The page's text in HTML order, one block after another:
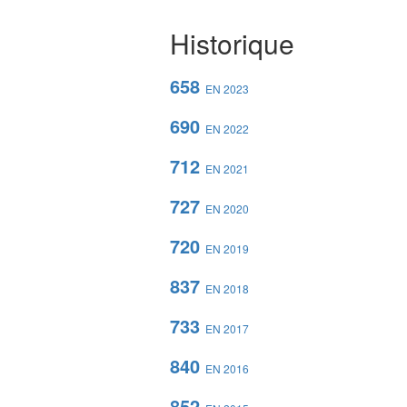
Historique
658 EN 2023
690 EN 2022
712 EN 2021
727 EN 2020
720 EN 2019
837 EN 2018
733 EN 2017
840 EN 2016